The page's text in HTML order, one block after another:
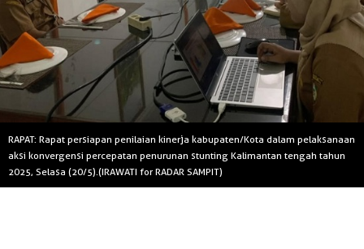
RAPAT: Rapat persiapan penilaian kinerja kabupaten/Kota dalam pelaksanaan
aksi konvergensi percepatan penurunan stunting Kalimantan tengah tahun
2025, Selasa (20/5).(IRAWATI for RADAR SAMPIT)